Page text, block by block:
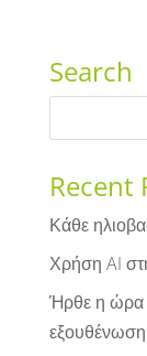
Search
Recent
Κάθε
Χρήση AI
Ήρθε η ώρα